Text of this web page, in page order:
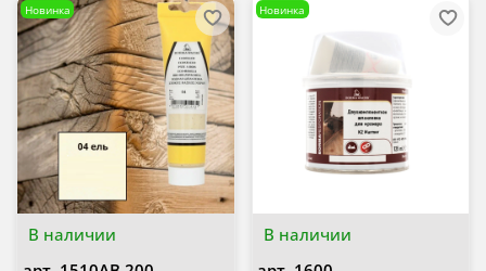
В наличии
Новинка
В наличии
Новинка